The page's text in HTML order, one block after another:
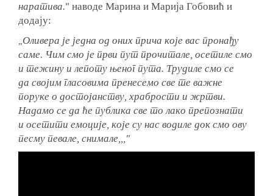
наратива." наводе Марина и Марија Гобовић и
додају:
„Оливера је једна од оних прича које вас пронађу
саме. Чим смо је први пут прочитале, осетиле смо
и тежину и лепоту њеног пута. Трудиле смо се
да својим гласовима пренесемо све те важне
поруке о достојанству, храбрости и жртви.
Надамо се да ће публика све то лако препознати
и осетити емоције, које су нас водиле док смо ову
песму певале, снимале,,,"